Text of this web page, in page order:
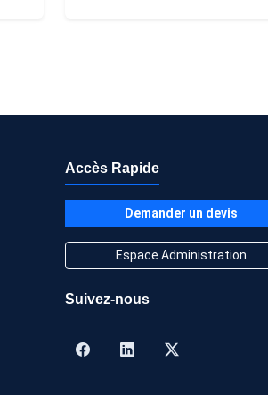
Accès Rapide
Demander un devis
Espace Administration
Suivez-nous